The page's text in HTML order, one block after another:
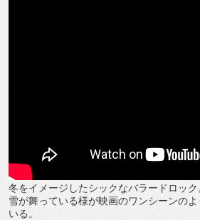
冬をイメージしたシックなバラードロッ
雪が舞っている様が映画のワンシーンの
いる。